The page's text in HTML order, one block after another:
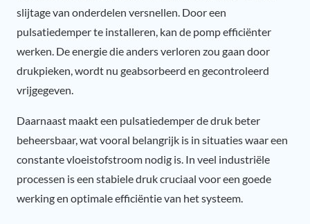
slijtage van onderdelen versnellen. Door een
pulsatiedemper te installeren, kan de pomp efficiënter
werken. De energie die anders verloren zou gaan door
drukpieken, wordt nu geabsorbeerd en gecontroleerd
vrijgegeven.
Daarnaast maakt een pulsatiedemper de druk beter
beheersbaar, wat vooral belangrijk is in situaties waar een
constante vloeistofstroom nodig is. In veel industriële
processen is een stabiele druk cruciaal voor een goede
werking en optimale efficiëntie van het systeem.